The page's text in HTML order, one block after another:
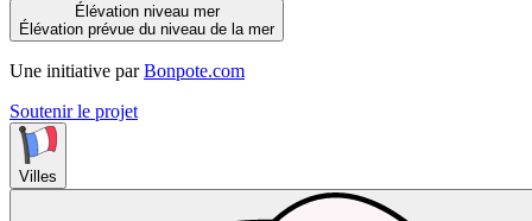
Élévation niveau mer
Élévation prévue du niveau de la mer
Une initiative par Bonpote.com
Soutenir le projet
Villes